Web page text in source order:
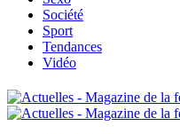
Société
Sport
Tendances
Vidéo